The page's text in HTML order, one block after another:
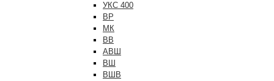
УКС 400
ВР
МК
ВВ
АВШ
ВШ
ВШВ